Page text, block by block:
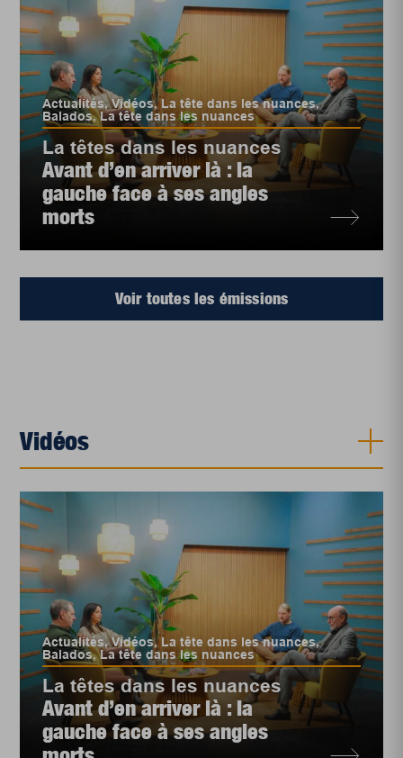
Actualités,Vidéos,La tête dans les nuances,
Balados,La tête dans les nuances
La têtes dans les nuances
Avant d’en arriver là : la
gauche face à ses angles
morts
Voir toutes les émissions
Vidéos
Actualités,Vidéos,La tête dans les nuances,
Balados,La tête dans les nuances
La têtes dans les nuances
Avant d’en arriver là : la
gauche face à ses angles